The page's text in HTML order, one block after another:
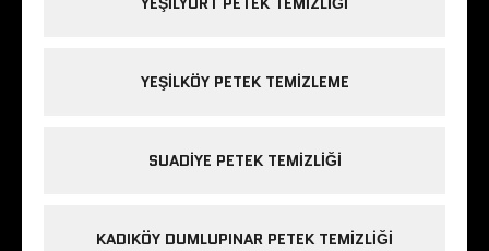
YEŞILKÖY PETEK TEMIZLEME
SUADIYE PETEK TEMIZLIĞI
KADIKÖY DUMLUPINAR PETEK TEMIZLIĞI